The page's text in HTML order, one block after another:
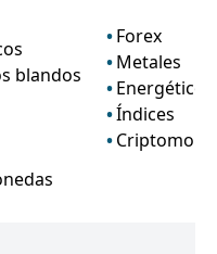
blandos
Forex
Metales
Energéticos
Índices